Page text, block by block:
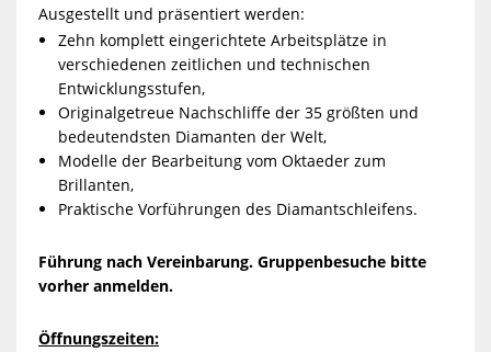
Ausgestellt und präsentiert werden:
Zehn komplett eingerichtete Arbeitsplätze in
verschiedenen zeitlichen und technischen
Entwicklungsstufen,
Originalgetreue Nachschliffe der 35 größten und
bedeutendsten Diamanten der Welt,
Modelle der Bearbeitung vom Oktaeder zum
Brillanten,
Praktische Vorführungen des Diamantschleifens.
Führung nach Vereinbarung. Gruppenbesuche bitte
vorher anmelden.
Öffnungszeiten: